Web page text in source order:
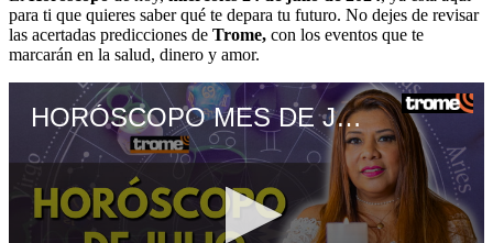
para ti que quieres saber qué te depara tu futuro. No dejes de revisar
las acertadas predicciones de Trome, con los eventos que te
marcarán en la salud, dinero y amor.
HORÓSCOPO MES DE JULIO: ¿Cómo le irá a cada SIGNO? PREDICCIONES con Soralla De Los Ángeles